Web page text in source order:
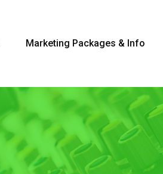
Marketing Packages & Info